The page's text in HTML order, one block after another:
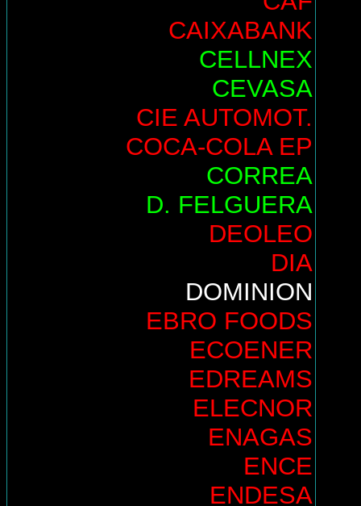
CAIXABANK
CELLNEX
CEVASA
CIE AUTOMOT.
COCA-COLA EP
CORREA
D. FELGUERA
DEOLEO
DIA
DOMINION
EBRO FOODS
ECOENER
EDREAMS
ELECNOR
ENAGAS
ENCE
ENDESA